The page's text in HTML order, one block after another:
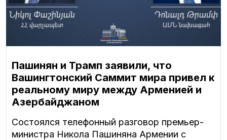
Пашинян и Трамп заявили, что
Вашингтонский Саммит мира привел к
реальному миру между Арменией и
Азербайджаном
Состоялся телефонный разговор премьер-
министра Никола Пашиняна Армении с